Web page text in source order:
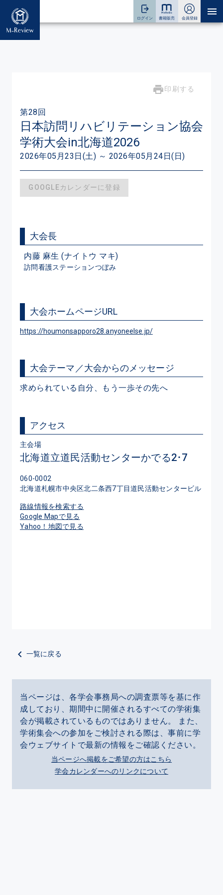
印刷する
第28回
日本訪問リハビリテーション協会
学術大会in北海道2026
2026年05月23日(土) ～ 2026年05月24日(日)
GOOGLEカレンダーに登録
大会長
内藤 麻生 (ナイトウ マキ)
訪問看護ステーションつぼみ
大会ホームページURL
https://houmonsapporo28.anyoneelse.jp/
大会テーマ／大会からのメッセージ
求められている自分、もう一歩その先へ
アクセス
主会場
北海道立道民活動センターかでる2･7
060-0002
北海道札幌市中央区北二条西7丁目道民活動センタービル
路線情報を検索する
Google Mapで見る
Yahoo！地図で見る
一覧に戻る
当ページは、各学会事務局への調査票等を基に作
成しており、期間中に開催されるすべての学術集
会が掲載されているものではありません。 また、
学術集会への参加をご検討される際は、事前に学
会ウェブサイトで最新の情報をご確認ください。
当ページへ掲載をご希望の方はこちら
学会カレンダーへのリンクについて